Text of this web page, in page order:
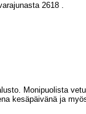
2618 .
Monipuolista
kesäpäivänä ja